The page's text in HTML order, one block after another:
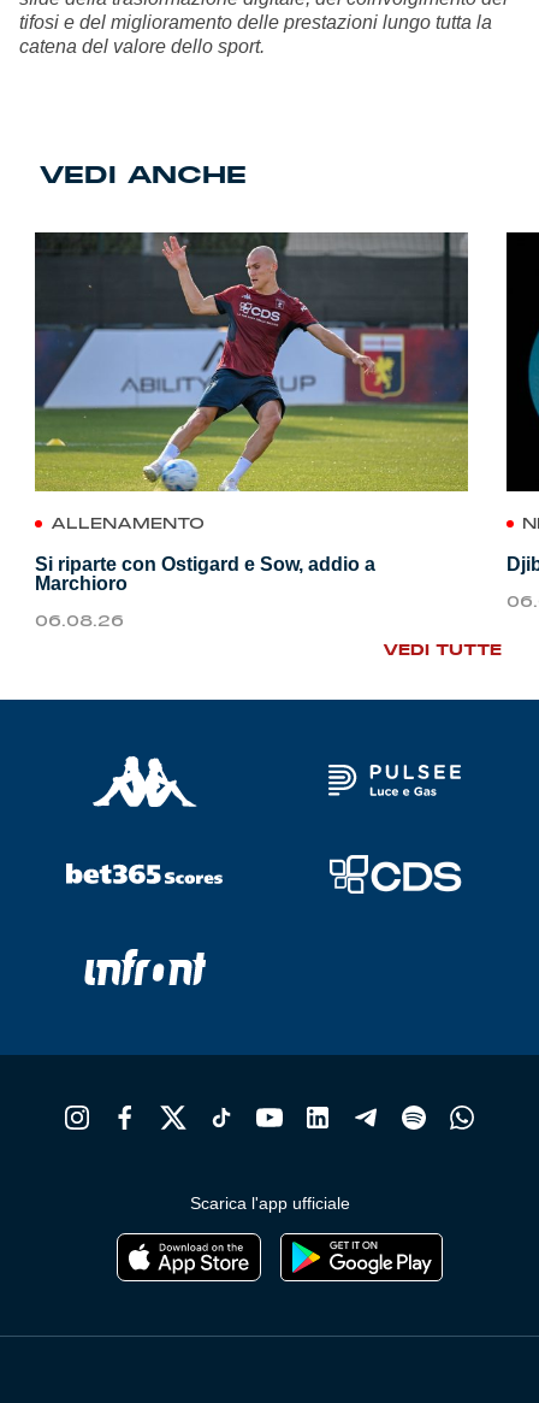
tifosi e del miglioramento delle prestazioni lungo tutta la
catena del valore dello sport.
VEDI ANCHE
ALLENAMENTO
Si riparte con Ostigard e Sow, addio a
Marchioro
06.08.26
VEDI TUTTE
Scarica l'app ufficiale